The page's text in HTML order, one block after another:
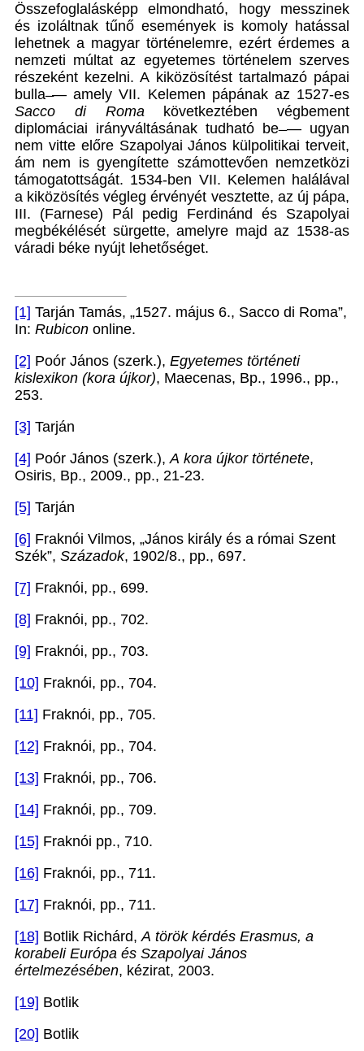
Összefoglalásképp elmondható, hogy messzinek
és izoláltnak tűnő események is komoly hatással
lehetnek a magyar történelemre, ezért érdemes a
nemzeti múltat az egyetemes történelem szerves
részeként kezelni. A kiközösítést tartalmazó pápai
bulla ̶— amely VII. Kelemen pápának az 1527-es
Sacco di Romakövetkeztében végbement
diplomáciai irányváltásának tudható be ̶— ugyan
nem vitte előre Szapolyai János külpolitikai terveit,
ám nem is gyengítette számottevően nemzetközi
támogatottságát. 1534-ben VII. Kelemen halálával
a kiközösítés végleg érvényét vesztette, az új pápa,
III. (Farnese) Pál pedig Ferdinánd és Szapolyai
megbékélését sürgette, amelyre majd az 1538-as
váradi béke nyújt lehetőséget.
[1] Tarján Tamás, „1527. május 6., Sacco di Roma”,
In: Rubicon online.
[2] Poór János (szerk.), Egyetemes történeti
kislexikon (kora újkor), Maecenas, Bp., 1996., pp.,
253.
[3] Tarján
[4] Poór János (szerk.),A kora újkor története,
Osiris, Bp., 2009., pp., 21-23.
[5] Tarján
[6] Fraknói Vilmos, „János király és a római Szent
Szék”, Századok, 1902/8., pp., 697.
[7] Fraknói, pp., 699.
[8] Fraknói, pp., 702.
[9] Fraknói, pp., 703.
[10] Fraknói, pp., 704.
[11] Fraknói, pp., 705.
[12] Fraknói, pp., 704.
[13] Fraknói, pp., 706.
[14] Fraknói, pp., 709.
[15] Fraknói pp., 710.
[16] Fraknói, pp., 711.
[17] Fraknói, pp., 711.
[18] Botlik Richárd,A török kérdés Erasmus, a
korabeli Európa és Szapolyai János
értelmezésében, kézirat, 2003.
[19] Botlik
[20] Botlik